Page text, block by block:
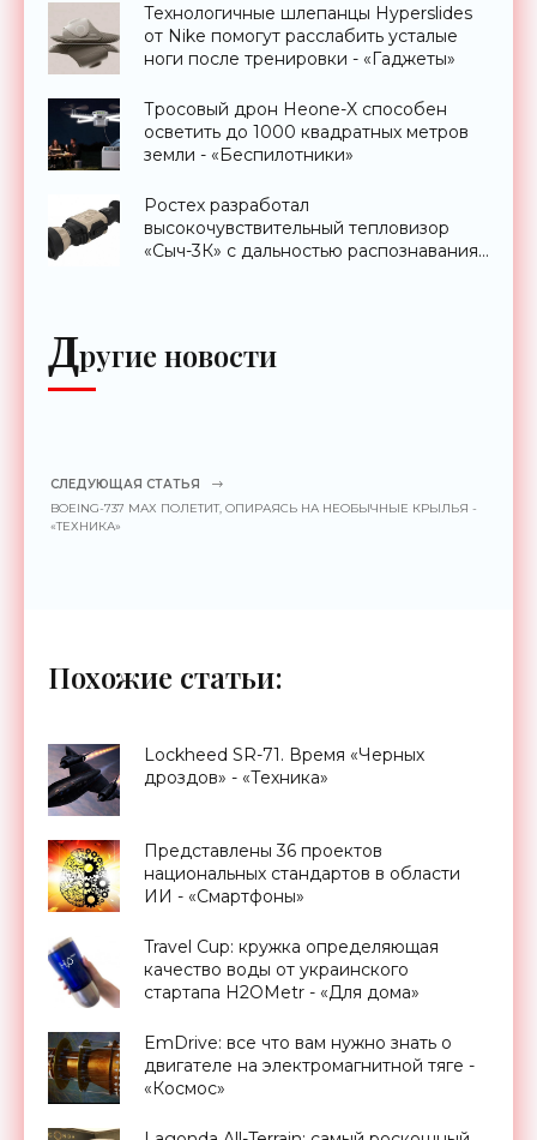
Технологичные шлепанцы Hyperslides
от Nike помогут расслабить усталые
ноги после тренировки - «Гаджеты»
Тросовый дрон Heone-X способен
осветить до 1000 квадратных метров
земли - «Беспилотники»
Ростех разработал
высокочувствительный тепловизор
«Сыч-3К» с дальностью распознавания
Другие новости
СЛЕДУЮЩАЯ СТАТЬЯ
BOEING-737 МАХ ПОЛЕТИТ, ОПИРАЯСЬ НА НЕОБЫЧНЫЕ КРЫЛЬЯ -
«ТЕХНИКА»
Похожие статьи:
Lockheed SR-71. Время «Черных
дроздов» - «Техника»
Представлены 36 проектов
национальных стандартов в области
ИИ - «Смартфоны»
Travel Cup: кружка определяющая
качество воды от украинского
стартапа H2OMetr - «Для дома»
EmDrive: все что вам нужно знать о
двигателе на электромагнитной тяге -
«Космос»